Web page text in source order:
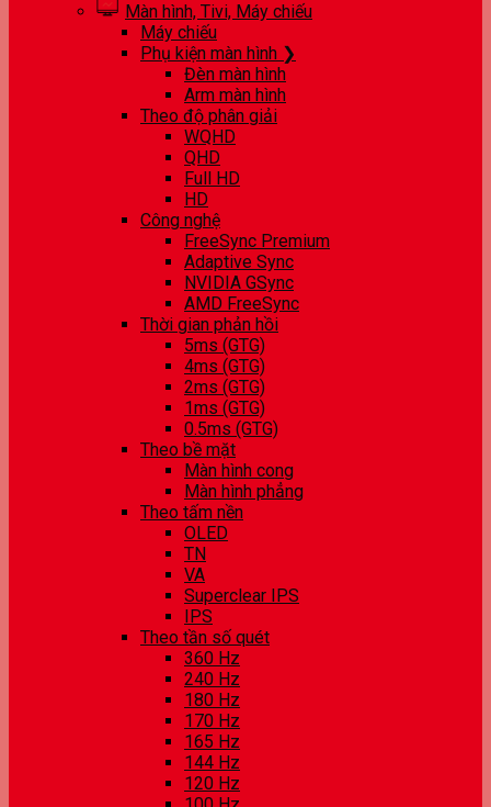
Màn hình, Tivi, Máy chiếu
Máy chiếu
Phụ kiện màn hình ❯
Đèn màn hình
Arm màn hình
Theo độ phân giải
WQHD
QHD
Full HD
HD
Công nghệ
FreeSync Premium
Adaptive Sync
NVIDIA GSync
AMD FreeSync
Thời gian phản hồi
5ms (GTG)
4ms (GTG)
2ms (GTG)
1ms (GTG)
0.5ms (GTG)
Theo bề mặt
Màn hình cong
Màn hình phẳng
Theo tấm nền
OLED
TN
VA
Superclear IPS
IPS
Theo tần số quét
360 Hz
240 Hz
180 Hz
170 Hz
165 Hz
144 Hz
120 Hz